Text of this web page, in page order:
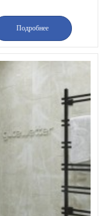
Подробнее